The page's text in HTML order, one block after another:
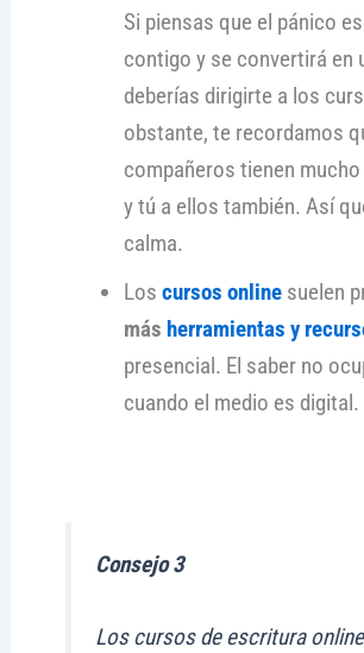
Si piensas que el pánico
contigo y se convertirá en
deberías dirigirte a los
obstante, te recordamos
compañeros tienen
y tú a ellos también. Así
calma.
Los cursos onlinesuelen
más herramientas y
presencial. El saber no
cuando el medio es digital.
Consejo 3
Los cursos de escritura